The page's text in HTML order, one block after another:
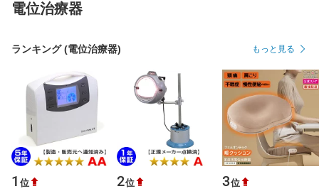
電位治療器
ランキング (電位治療器) もっと見る
1 位 2位 3位